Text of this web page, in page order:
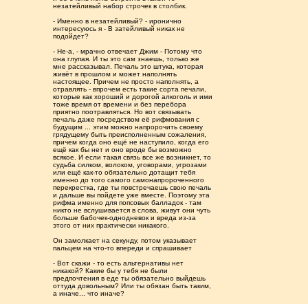
незатейливый набор строчек в столбик.
- Именно в незатейливый? - иронично
интересуюсь я - В затейливый никак не
подойдет?
- Не-а, - мрачно отвечает Джим - Потому что
она глупая. И ты это сам знаешь, только же
мне рассказывал. Печаль это штука, которая
живёт в прошлом и может наполнять
настоящее. Причем не просто наполнять, а
отравлять - впрочем есть такие сорта печали,
которые как хороший и дорогой алкоголь и ими
тоже время от времени и без перебора
приятно поотравляться. Но вот связывать
печаль даже посредством её рифмования с
будущим ... этим можно напророчить своему
грядущему быть преисполненным сожаления,
причем когда оно ещё не наступило, когда его
ещё как бы нет и оно вроде бы возможно
всякое. И если такая связь все же возникнет, то
судьба силком, волоком, уговорами, угрозами
или ещё как-то обязательно дотащит тебя
именно до того самого самонапророченного
перекрестка, где ты повстречаешь свою печаль
и дальше вы пойдете уже вместе. Поэтому эта
рифма именно для попсовых балладок - там
никто не вслушивается в слова, живут они чуть
больше бабочек-однодневок и вреда из-за
этого от них практически никакого.
Он замолкает на секунду, потом указывает
пальцем на что-то впереди и спрашивает
- Вот скажи - то есть альтернативы нет
никакой? Какие бы у тебя не были
предпочтения в еде ты обязательно выйдешь
оттуда довольным? Или ты обязан быть таким,
а иначе... что иначе?